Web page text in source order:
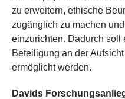
zu erweitern, ethische
zugänglich zu machen
einzurichten. Dadurch soll
Beteiligung an der
ermöglicht werden.
Davids